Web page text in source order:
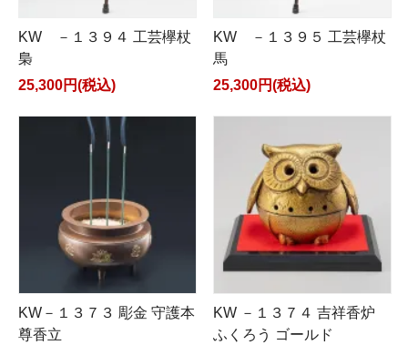
KW －１３９４ 工芸欅杖
梟
25,300円(税込)
KW －１３９５ 工芸欅杖
馬
25,300円(税込)
KW－１３７３ 彫金 守護本
尊香立
KW －１３７４ 吉祥香炉
ふくろう ゴールド